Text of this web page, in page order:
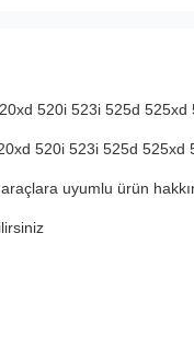
520i 523i 525d 525xd
520i 523i 525d 525xd
uyumlu ürün